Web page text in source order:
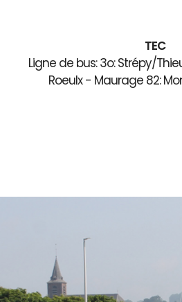
TEC
Ligne de bus: 3o: Strépy/
Roeulx - Maurage 82: